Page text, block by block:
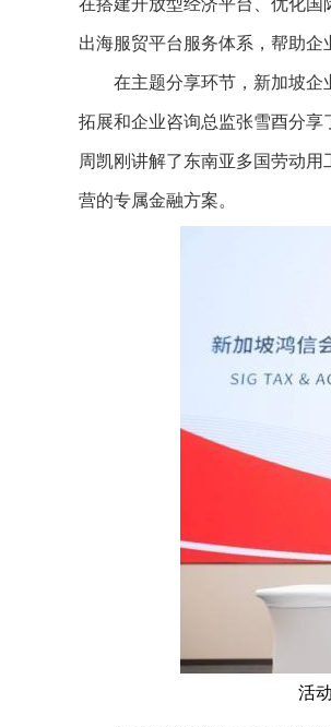
在搭建开放型经济平台、优化
出海服贸平台服务体系，帮助企
在主题分享环节，新加坡企业
拓展和企业咨询总监张雪酉分
周凯刚讲解了东南亚多国劳动
营的专属金融方案。
活